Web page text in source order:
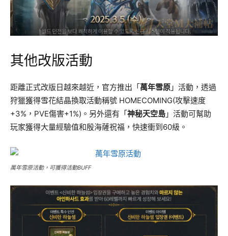
其他改版活動
距離正式改版日越來越近，官方推出「 萬年雪原 」活動，透過
狩獵獲得雪花結晶換取活動稱號 HOMECOMING(攻擊速度
+3%，PVE傷害+1%)。另外還有「 神秘天空島 」活動可幫助
玩家獲得大量經驗值和殷海薩祝福，快速衝到60級。
萬年雪原活動，可獲得活動BUFF